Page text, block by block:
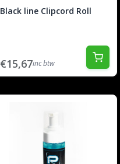
Black line Clipcord Roll
€15,67inc btw